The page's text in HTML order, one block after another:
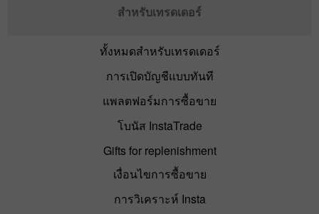
สำหรับเทรดเดอร์
ทั้งหมดสำหรับเทรดเดอร์
การเปิดบัญชีแบบทันที
แพลตฟอร์มการซื้อขาย
โบนัส InstaTrade
Gifts for replenishment
เงื่อนไขการซื้อขาย
การวิเคราะห์ Insta